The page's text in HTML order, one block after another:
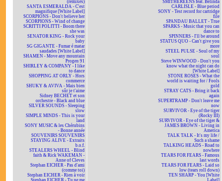
(remixes)
SANTA ESMERALDA - C'est
magnifique [White Label]
SCORPIONS - Don't believe her
SCORPIONS - Wind of change
SCRITTI POLITTI - Boom there
she was
SENATOR KING - Rock your
baby
SG GIGANTE - Fumar é matar
saudades [White Label]
SHAMEN - Move any mountain
Progen 91
SHIRLEY & COMPANY - I like
to dance
SHOPPING AT ORLY - Hors
commerce
SHUKY & AVIVA - Mais bien
sûr je t'aime
Sidney BECHET et son
orchestre - Black and blue
SILVER SOUNDS - Sleeping
slow
SIMPLE MINDS - This is your
land
SONY MUSIC & les Chérubins
- Bonne année
SOUVENIRS SOUVENIRS
STAYING ALIVE - Extraits
b.o.f.
STEALERS WHEEL - Blind
faith & Rick WAKEMAN -
Anne of Cleves
Stephan EICHER - Pas d'ami
(comme toi)
Stephan EICHER - Rien à voir
Stephan EICHER - Tu ne me
SMITHEREENS feat. Belinda
CARLISLE - Blue period
SONY - Test record for cartridge
file
SPANDAU BALLET - True
SPARKS - Music that you can
dance to
SPINNERS - I'll be around
STATUS QUO - Can't give you
more
STEEL PULSE - Soul of my
soul
Steve WINWOOD - Don't you
know what the night can do
[White Label]
STONE ROSES - What the
world is waiting for / Fools
gold
STRAY CATS - Bring it back
again
SUPERTRAMP - Don't leave me
now
SURVIVOR - Eye of the tiger
(Rocky III)
SURVIVOR - Eye of the tiger &
JAMES BROWN - Living in
America
TALK TALK - It's my life /
Such a shame
TALKING HEADS - Road to
nowhere
TEARS FOR FEARS - Famous
last words
TEARS FOR FEARS - Laid so
low (tears roll down)
TEN SHARP - You [White
Label]